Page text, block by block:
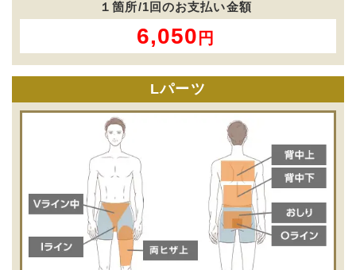
１箇所/1回のお支払い金額
6,050 円
Lパーツ